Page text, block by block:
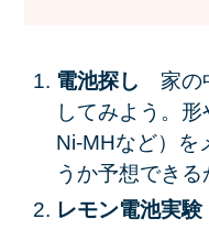
電池探し 家の
してみよう。
Ni-MHなど）を
うか予想できる
レモン電池実